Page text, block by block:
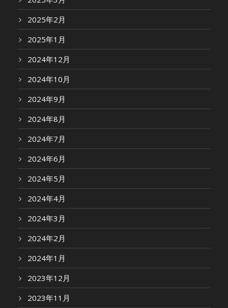
2025年2月
2025年1月
2024年12月
2024年10月
2024年9月
2024年8月
2024年7月
2024年6月
2024年5月
2024年4月
2024年3月
2024年2月
2024年1月
2023年12月
2023年11月